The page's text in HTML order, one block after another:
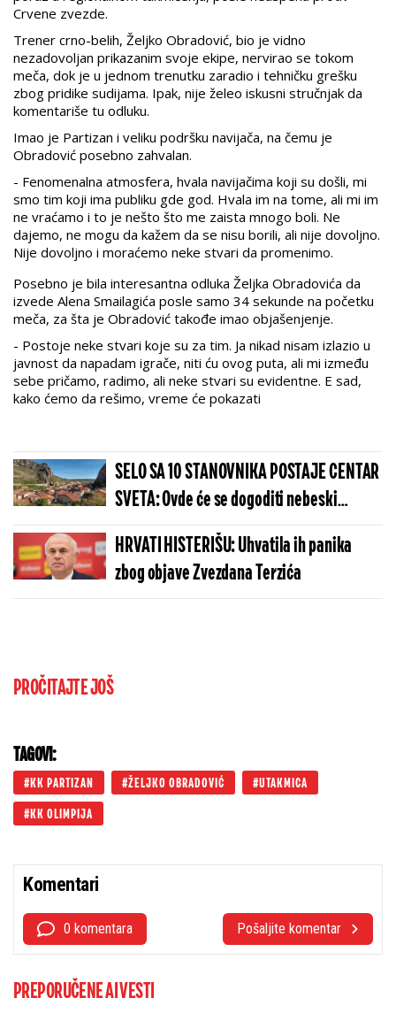
Crvene zvezde.
Trener crno-belih, Željko Obradović, bio je vidno
nezadovoljan prikazanim svoje ekipe, nervirao se tokom
meča, dok je u jednom trenutku zaradio i tehničku grešku
zbog pridike sudijama. Ipak, nije želeo iskusni stručnjak da
komentariše tu odluku.
Imao je Partizan i veliku podršku navijača, na čemu je
Obradović posebno zahvalan.
- Fenomenalna atmosfera, hvala navijačima koji su došli, mi
smo tim koji ima publiku gde god. Hvala im na tome, ali mi im
ne vraćamo i to je nešto što me zaista mnogo boli. Ne
dajemo, ne mogu da kažem da se nisu borili, ali nije dovoljno.
Nije dovoljno i moraćemo neke stvari da promenimo.
Posebno je bila interesantna odluka Željka Obradovića da
izvede Alena Smailagića posle samo 34 sekunde na početku
meča, za šta je Obradović takođe imao objašenjenje.
- Postoje neke stvari koje su za tim. Ja nikad nisam izlazio u
javnost da napadam igrače, niti ću ovog puta, ali mi između
sebe pričamo, radimo, ali neke stvari su evidentne. E sad,
kako ćemo da rešimo, vreme će pokazati
SELO SA 10 STANOVNIKA POSTAJE CENTAR
SVETA: Ovde će se dogoditi nebeski
spektakl koji se čeka više od 100 godina
HRVATI HISTERIŠU: Uhvatila ih panika
zbog objave Zvezdana Terzića
PROČITAJTE JOŠ
TAGOVI:
KK PARTIZAN ŽELJKO OBRADOVIĆ UTAKMICA
KK OLIMPIJA
Komentari
0 komentara Pošaljite komentar
PREPORUČENE AI VESTI